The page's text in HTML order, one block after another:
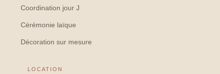
Coordination jour J
Cérémonie laïque
Décoration sur mesure
LOCATION